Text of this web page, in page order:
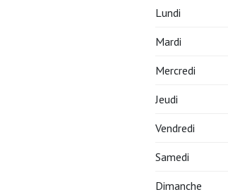
Lundi
Mardi
Mercredi
Jeudi
Vendredi
Samedi
Dimanche